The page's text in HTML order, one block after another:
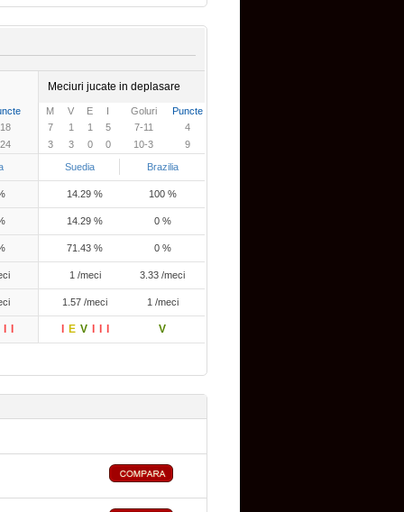
Meciuri jucate in deplasare
M V E I Goluri
Puncte
18
7 1 1 5 7-11
4
24
3 3 0 0 10-3 9
Suedia Brazilia
14.29 % 100 %
14.29 % 0 %
71.43 % 0 %
1 /meci 3.33 /meci
1.57 /meci 1 /meci
E V V